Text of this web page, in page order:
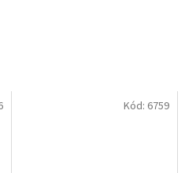
Kód: 6759